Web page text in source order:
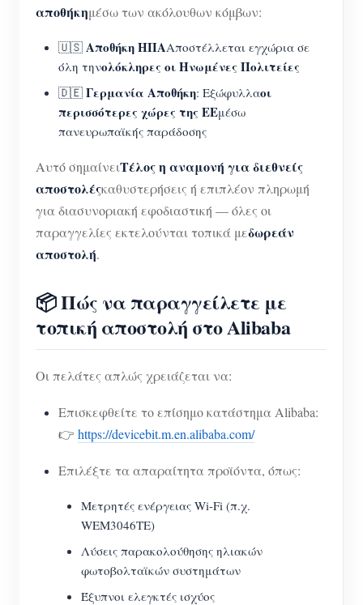
αποθήκημέσω των ακόλουθων κόμβων:
🇺🇸 Αποθήκη ΗΠΑΑποστέλλεται εγχώρια σε
όλη τηνολόκληρες οι Ηνωμένες Πολιτείες
🇩🇪 Γερμανία Αποθήκη: Εξώφυλλαοι
περισσότερες χώρες της ΕΕμέσω
πανευρωπαϊκής παράδοσης
Αυτό σημαίνειΤέλος η αναμονή για διεθνείς
αποστολέςκαθυστερήσεις ή επιπλέον πληρωμή
για διασυνοριακή εφοδιαστική — όλες οι
παραγγελίες εκτελούνται τοπικά μεδωρεάν
αποστολή.
📦 Πώς να παραγγείλετε με
τοπική αποστολή στο Alibaba
Οι πελάτες απλώς χρειάζεται να:
Επισκεφθείτε το επίσημο κατάστημα Alibaba:
👉 https://devicebit.m.en.alibaba.com/
Επιλέξτε τα απαραίτητα προϊόντα, όπως:
Μετρητές ενέργειας Wi-Fi (π.χ.
WEM3046TE)
Λύσεις παρακολούθησης ηλιακών
φωτοβολταϊκών συστημάτων
Έξυπνοι ελεγκτές ισχύος